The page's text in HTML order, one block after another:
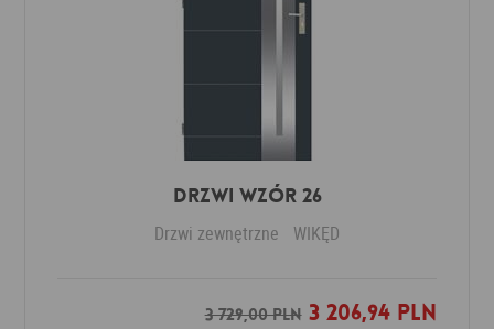
Drzwi Wzór 26
Drzwi zewnętrzne WIKĘD
3 729,00 PLN3 206,94 PLN
Dodaj do ulubionych